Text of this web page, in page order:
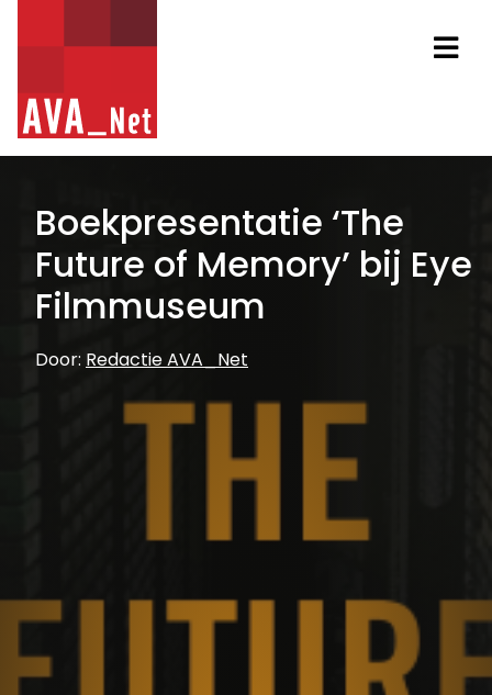
AVA_NET
Boekpresentatie ‘The
Future of Memory’ bij Eye
Filmmuseum
Door: Redactie AVA_Net